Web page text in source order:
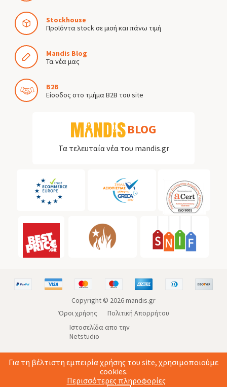
Stockhouse
Προϊόντα stock σε μισή και πάνω τιμή
Mandis Blog
Τα νέα μας
B2B
Είσοδος στο τμήμα B2B του site
BLOG
Τα τελευταία νέα του mandis.gr
Copyright © 2026mandis.gr
Όροι χρήσης
Πολιτική Απορρήτου
Ιστοσελίδα απο την
Netstudio
Για τη βέλτιστη εμπειρία χρήσης του site, χρησιμοποιούμε
cookies.
Περισσότερες πληροφορίες